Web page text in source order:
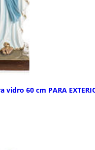
60 cm PARA